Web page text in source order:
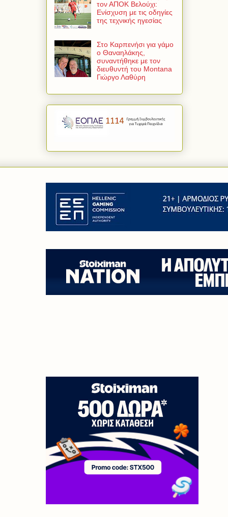
τον ΑΠΟΚ Βελούχι:
Ενίσχυση με τις οδηγίες
της τεχνικής ηγεσίας
Στο Καρπενήσι για γάμο
ο Θαναηλάκης,
συναντήθηκε με τον
διευθυντή του Montana
Γιώργο Λαθύρη